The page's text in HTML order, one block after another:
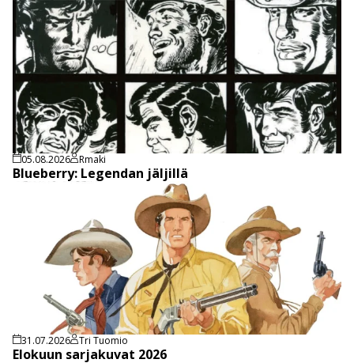
05.08.2026 Rmaki
Blueberry: Legendan jäljillä
31.07.2026 Tri Tuomio
Elokuun sarjakuvat 2026